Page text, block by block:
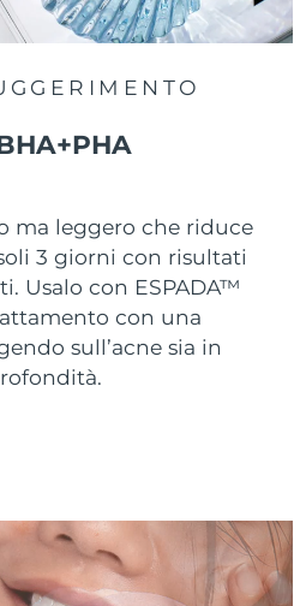
ma leggero che riduce
3 giorni con risultati
Usalo con ESPADA™
con una
sull’acne sia in